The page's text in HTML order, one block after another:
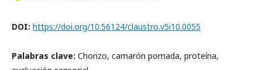
DOI: https://doi.org/10.56124/claustro.v5i10.0055
Palabras clave: Chorizo, camarón pomada, proteína,